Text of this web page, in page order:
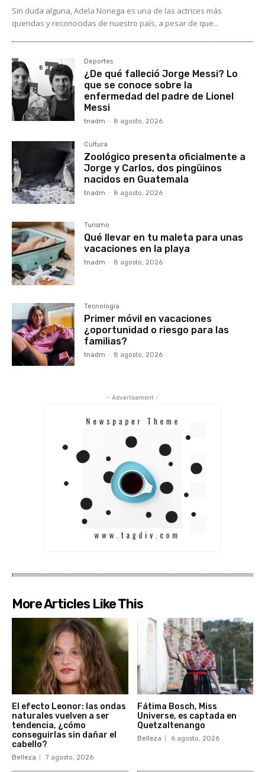
Sin duda alguna, Adela Noriega es una de las actrices más
queridas y reconocidas de nuestro país, a pesar de que...
Deportes
¿De qué falleció Jorge Messi? Lo
que se conoce sobre la
enfermedad del padre de Lionel
Messi
tnadm - 8 agosto, 2026
Cultura
Zoológico presenta oficialmente a
Jorge y Carlos, dos pingüinos
nacidos en Guatemala
tnadm - 8 agosto, 2026
Turismo
Qué llevar en tu maleta para unas
vacaciones en la playa
tnadm - 8 agosto, 2026
Tecnología
Primer móvil en vacaciones
¿oportunidad o riesgo para las
familias?
tnadm - 8 agosto, 2026
- Advertisement -
More Articles Like This
El efecto Leonor: las ondas
naturales vuelven a ser
tendencia, ¿cómo
conseguirlas sin dañar el
cabello?
Belleza 7 agosto, 2026
Fátima Bosch, Miss
Universe, es captada en
Quetzaltenango
Belleza 6 agosto, 2026